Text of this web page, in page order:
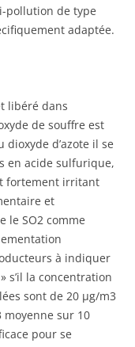
pollution de type
adaptée.
libéré dans
de souffre est
d’azote il se
en acide sulfurique,
fortement irritant
et
le SO2 comme
à indiquer
s’il la concentration
sont de 20 μg/m3
moyenne sur 10
pour se